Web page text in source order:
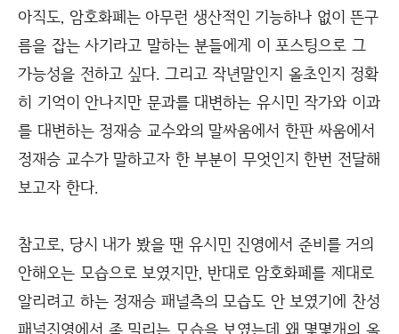
아직도, 암호화폐는 아무런 생산적인 기능하나 없이 뜬구
름을 잡는 사기라고 말하는 분들에게 이 포스팅으로 그
가능성을 전하고 싶다. 그리고 작년말인지 올초인지 정확
히 기억이 안나지만 문과를 대변하는 유시민 작가와 이과
를 대변하는 정재승 교수와의 말싸움에서 한판 싸움에서
정재승 교수가 말하고자 한 부분이 무엇인지 한번 전달해
보고자 한다.
참고로, 당시 내가 봤을 땐 유시민 진영에서 준비를 거의
안해오는 모습으로 보였지만, 반대로 암호화폐를 제대로
알리려고 하는 정재승 패널측의 모습도 안 보였기에 찬성
패널진영에서 좀 밀리는 모습을 보였는데 왜 몇몇개의 올